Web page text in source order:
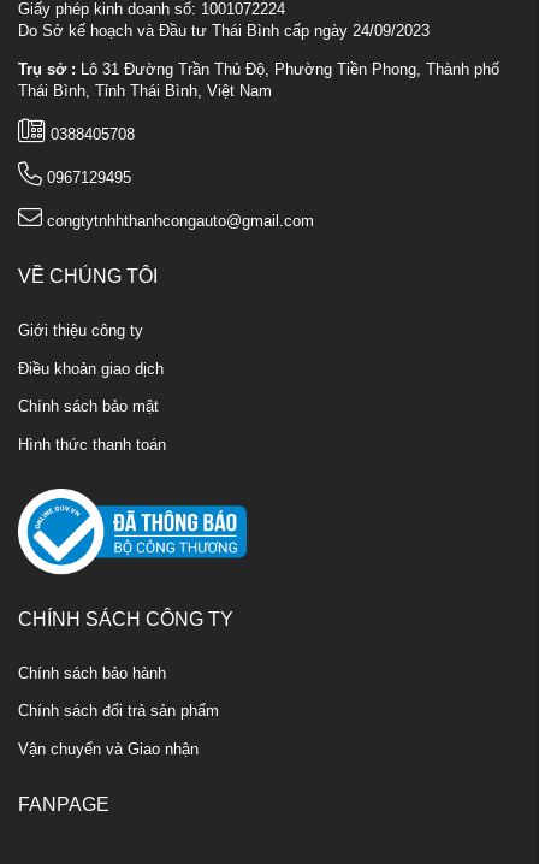
Giấy phép kinh doanh số: 1001072224
Do Sở kế hoạch và Đầu tư Thái Bình cấp ngày 24/09/2023
Trụ sở : Lô 31 Đường Trần Thủ Độ, Phường Tiền Phong, Thành phố
Thái Bình, Tỉnh Thái Bình, Việt Nam
0388405708
0967129495
congtytnhhthanhcongauto@gmail.com
VỀ CHÚNG TÔI
Giới thiệu công ty
Điều khoản giao dịch
Chính sách bảo mật
Hình thức thanh toán
CHÍNH SÁCH CÔNG TY
Chính sách bảo hành
Chính sách đổi trả sản phẩm
Vận chuyển và Giao nhận
FANPAGE